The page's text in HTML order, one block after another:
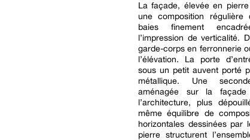
La façade, élevée en
une composition régulière
baies finement
l’impression de verticalité.
garde-corps en ferronnerie
l’élévation. La porte
sous un petit auvent porté
métallique. Une
aménagée sur la façade
l’architecture, plus
même équilibre de
horizontales dessinées par
pierre structurent